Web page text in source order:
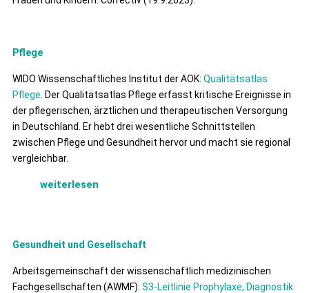
Pflege
WIDO Wissenschaftliches Institut der AOK: Qualitätsatlas
Pflege . Der Qualitätsatlas Pflege erfasst kritische Ereignisse in
der pflegerischen, ärztlichen und therapeutischen Versorgung
in Deutschland. Er hebt drei wesentliche Schnittstellen
zwischen Pflege und Gesundheit hervor und macht sie regional
vergleichbar.
weiterlesen
Gesundheit und Gesellschaft
Arbeitsgemeinschaft der wissenschaftlich medizinischen
Fachgesellschaften (AWMF): S3-Leitlinie Prophylaxe, Diagnostik